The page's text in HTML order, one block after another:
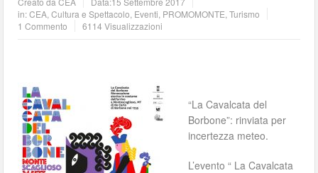
in:CEA ,Cultura e Spettacolo Eventi PROMOMONTE ,Turismo
1 Commento
6114 Visualizzazioni
“La Cavalcata del
Borbone”: rinviata per
incertezza meteo.
L’evento “ La Cavalcata